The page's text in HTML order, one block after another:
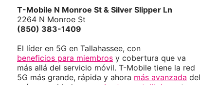
T-Mobile N Monroe St & Silver Slipper Ln
2264 N Monroe St
(850) 383-1409
El líder en 5G en Tallahassee, con
beneficios para miembros y cobertura que va
más allá del servicio móvil. T-Mobile tiene la red
5G más grande, rápida y ahora más avanzada del